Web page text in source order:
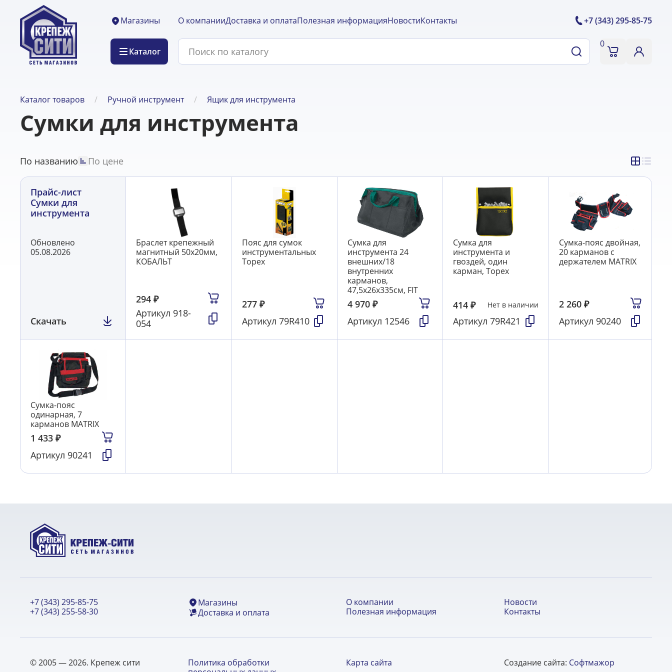
Магазины
Каталог
О компанииДоставка и оплатаПолезная информацияНовостиКонтакты +7 (343) 295-85-75
0
Каталог товаров Ручной инструмент Ящик для инструмента
Сумки для инструмента
По названию По цене
Прайс-лист
Сумки для
инструмента
Обновлено
05.08.2026
Скачать
Браслет крепежный
магнитный 50х20мм,
КОБАЛЬТ
294₽
Артикул 918-
054
Пояс для сумок
инструментальных
Topex
277 ₽
Артикул 79R410
Сумка для
инструмента 24
внешних/18
внутренних
карманов,
47,5х26х335см, FIT
4 970 ₽
Артикул 12546
Сумка для
инструмента и
гвоздей, один
карман, Topex
414₽ Нет в наличии
Артикул79R421
Сумка-пояс двойная,
20 карманов с
держателем MATRIX
2 260 ₽
Артикул 90240
Сумка-пояс
одинарная, 7
карманов MATRIX
1 433 ₽
Артикул 90241
+7 (343) 295-85-75
+7 (343) 255-58-30
Магазины
Доставка и оплата
О компании
Полезная информация
Новости
Контакты
© 2005 — 2026. Крепеж сити
Политика обработки
Карта сайта Создание сайта: Софтмажор